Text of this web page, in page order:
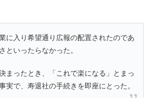
に入り希望通り広報の配置されたのであ
といったらなかった。
まったとき、「これで楽になる」とまっ
実で、寿退社の手続きを即座にとった。